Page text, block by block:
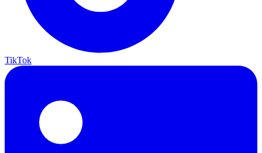
TikTok